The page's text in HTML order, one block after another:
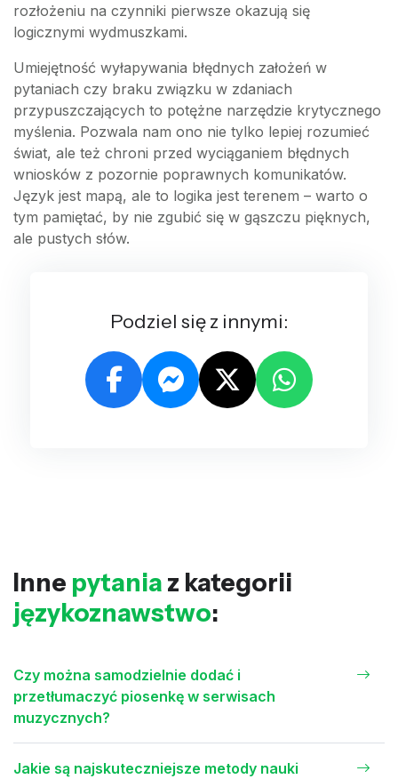
rozłożeniu na czynniki pierwsze okazują się
logicznymi wydmuszkami.
Umiejętność wyłapywania błędnych założeń w
pytaniach czy braku związku w zdaniach
przypuszczających to potężne narzędzie krytycznego
myślenia. Pozwala nam ono nie tylko lepiej rozumieć
świat, ale też chroni przed wyciąganiem błędnych
wniosków z pozornie poprawnych komunikatów.
Język jest mapą, ale to logika jest terenem – warto o
tym pamiętać, by nie zgubić się w gąszczu pięknych,
ale pustych słów.
Podziel się z innymi:
Inne pytania z kategorii
językoznawstwo:
Czy można samodzielnie dodać i
przetłumaczyć piosenkę w serwisach
muzycznych?
Jakie są najskuteczniejsze metody nauki